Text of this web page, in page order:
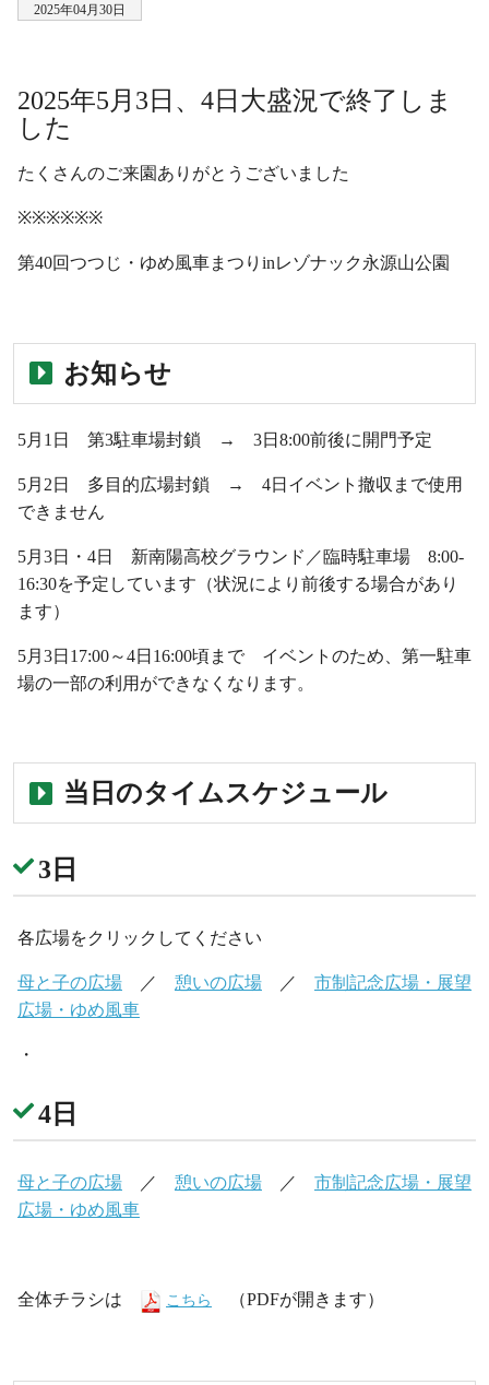
2025年04月30日
2025年5月3日、4日大盛況で終了しま
した
たくさんのご来園ありがとうございました
※※※※※※
第40回つつじ・ゆめ風車まつりinレゾナック永源山公園
お知らせ
5月1日 第3駐車場封鎖 → 3日8:00前後に開門予定
5月2日 多目的広場封鎖 → 4日イベント撤収まで使用
できません
5月3日・4日 新南陽高校グラウンド／臨時駐車場 8:00-
16:30を予定しています（状況により前後する場合があり
ます）
5月3日17:00～4日16:00頃まで イベントのため、第一駐車
場の一部の利用ができなくなります。
当日のタイムスケジュール
3日
各広場をクリックしてください
母と子の広場 ／ 憩いの広場 ／ 市制記念広場・展望
広場・ゆめ風車
・
4日
母と子の広場 ／ 憩いの広場 ／ 市制記念広場・展望
広場・ゆめ風車
全体チラシは こちら （PDFが開きます）